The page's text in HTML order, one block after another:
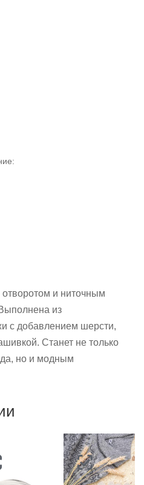
и ниточным
из
с добавлением шерсти,
Станет не только
но и модным